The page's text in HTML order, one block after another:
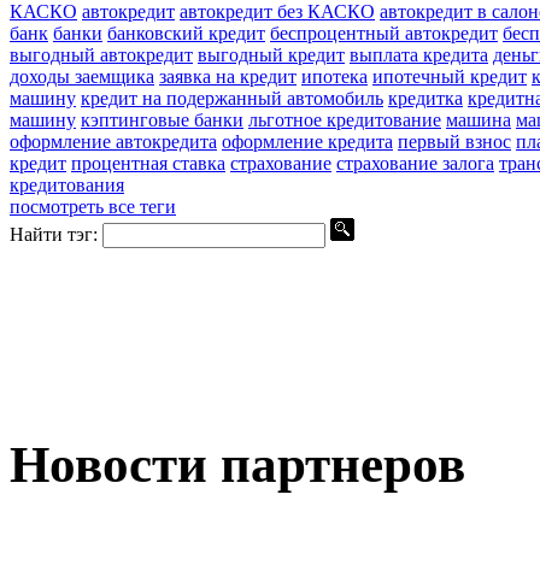
КАСКО автокредит автокредит без КАСКО автокредит в
банк банки банковский кредит беспроцентный автокредит
выгодный автокредит выгодный кредит выплата кредита
доходы заемщика заявка на кредит ипотека ипотечный кредит
машину кредит на подержанный автомобиль кредитка
машину кэптинговые банки льготное кредитование машина
оформление автокредита оформление кредита первый взнос
кредит процентная ставка страхование страхование залога
кредитования
посмотреть все теги
Найти тэг:
Новости партнеров